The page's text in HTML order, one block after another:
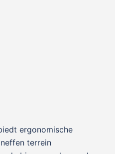
ergonomische
terrein